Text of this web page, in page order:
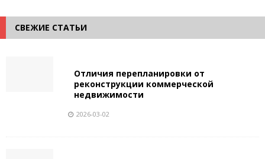
СВЕЖИЕ СТАТЬИ
Отличия перепланировки от
реконструкции коммерческой
недвижимости
2026-03-02